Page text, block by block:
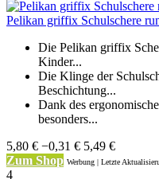
Pelikan griffix Schulschere
Die Pelikan griffix
Kinder...
Die Klinge der
Beschichtung...
Dank des
besonders...
5,80 € −0,31 € 5,49 €
Zum Shop Werbung | Letzte
4